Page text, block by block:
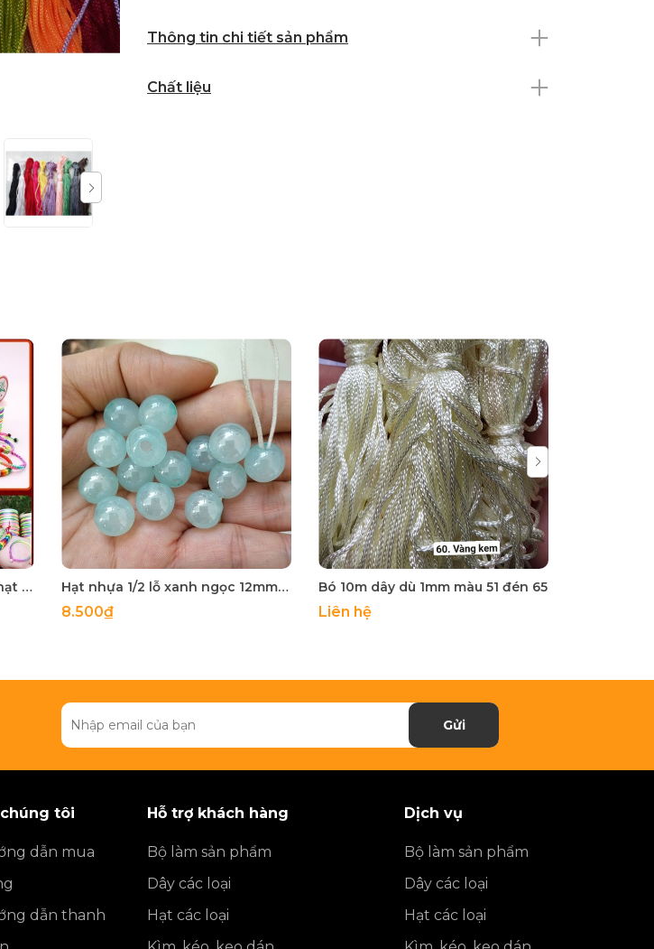
Thông tin chi tiết sản phẩm
Chất liệu
vòng dreamcatcher, dây dù, hạt đá...nguyên liệu làm handamde Hạt nhựa 1/2 lỗ xanh ngọc 12mm dùng chốt đầu dây
8.500₫
Bó 10m dây dù 1mm màu 51 đén 65
Liên hệ
Gửi
tôi
dẫn mua
dẫn thanh
Hỗ trợ khách hàng
Bộ làm sản phẩm
Dây các loại
Hạt các loại
Dịch vụ
Bộ làm sản phẩm
Dây các loại
Hạt các loại